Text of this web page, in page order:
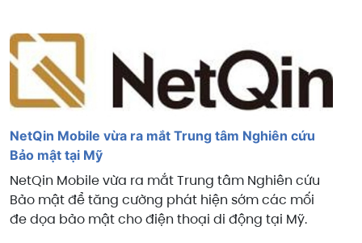
NetQin Mobile vừa ra mắt Trung tâm Nghiên cứu
Bảo mật tại Mỹ
NetQin Mobile vừa ra mắt Trung tâm Nghiên cứu
Bảo mật để tăng cường phát hiện sớm các mối
đe dọa bảo mật cho điện thoại di động tại Mỹ.